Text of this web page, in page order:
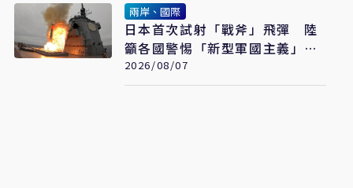
兩岸、國際
日本首次試射「戰斧」飛彈 陸
籲各國警惕「新型軍國主義」發
展
2026/08/07